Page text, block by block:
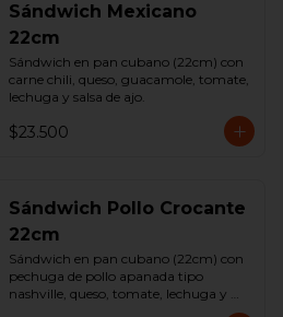
Sándwich Mexicano
22cm
Sándwich en pan cubano (22cm) con
carne chili, queso, guacamole, tomate,
lechuga y salsa de ajo.
$23.500
Sándwich Pollo Crocante
22cm
Sándwich en pan cubano (22cm) con
pechuga de pollo apanada tipo
nashville, queso, tomate, lechuga y